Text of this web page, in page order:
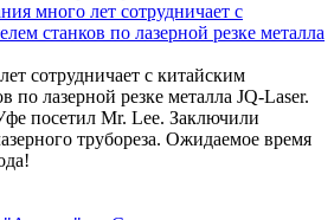
много лет сотрудничает с
станков по лазерной резке металла
сотрудничает с китайским
по лазерной резке металла JQ-Laser.
посетил Mr. Lee. Заключили
трубореза. Ожидаемое время